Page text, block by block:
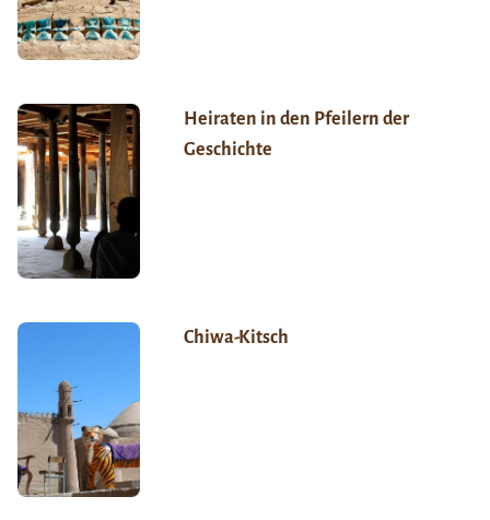
Heiraten in den Pfeilern der
Geschichte
Chiwa-Kitsch